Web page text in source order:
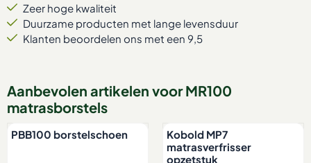
Zeer hoge kwaliteit
Duurzame producten met lange levensduur
Klanten beoordelen ons met een 9,5
Aanbevolen artikelen voorMR100
matrasborstels
PBB100 borstelschoen
Kobold MP7
matrasverfrisser
opzetstuk